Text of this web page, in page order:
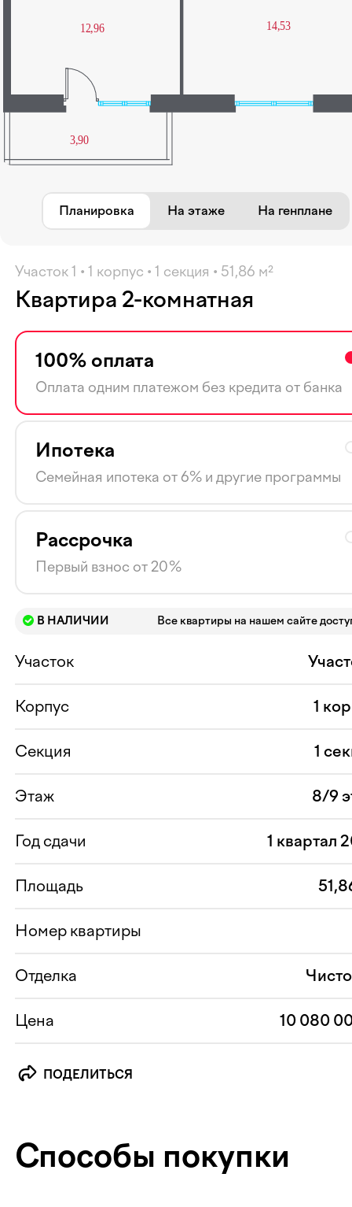
Планировка На этаже На генплане
Участок 1 • 1 корпус • 1 секция • 51,86 м²
Квартира 2-комнатная
100% оплата
Оплата одним платежом без кредита от банка
Ипотека
Семейная ипотека от 6% и другие программы
Рассрочка
Первый взнос от 20%
В НАЛИЧИИ Все квартиры на нашем сайте
Участок
Корпус 1
Секция 1
Этаж 8/9
Год сдачи 1 квартал
Площадь
Номер квартиры
Отделка
Цена 10 080
ПОДЕЛИТЬСЯ
Способы покупки